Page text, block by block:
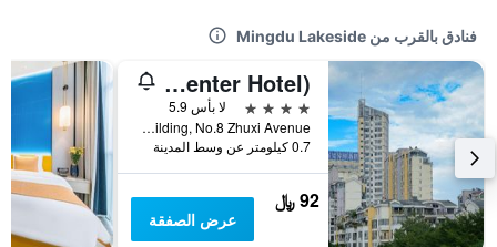
فنادق بالقرب من Mingdu Lakeside
Rezen Select Hotel (Nanning Convention and Exhibition Center Hotel)
4 نجوم
لا بأس 5.9
Block A Nanguo Building, No.8 Zhuxi Avenue, ناننينغ, الصين
0.7 كيلومتر عن وسط المدينة
92 ﷼
عرض الصفقة